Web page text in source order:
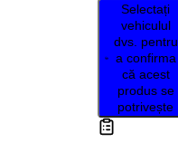
Selectați
vehiculul
dvs. pentru
a confirma
că acest
produs se
potrivește